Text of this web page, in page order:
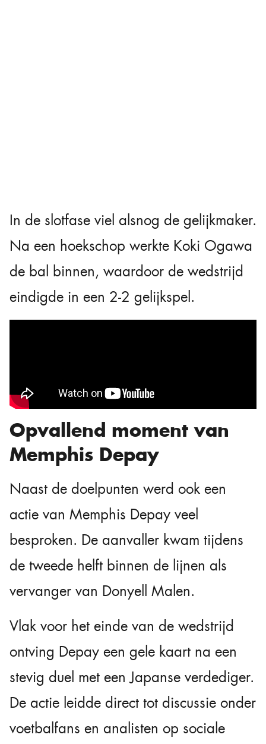
In de slotfase viel alsnog de gelijkmaker.
Na een hoekschop werkte Koki Ogawa
de bal binnen, waardoor de wedstrijd
eindigde in een 2-2 gelijkspel.
Opvallend moment van
Memphis Depay
Naast de doelpunten werd ook een
actie van Memphis Depay veel
besproken. De aanvaller kwam tijdens
de tweede helft binnen de lijnen als
vervanger van Donyell Malen.
Vlak voor het einde van de wedstrijd
ontving Depay een gele kaart na een
stevig duel met een Japanse verdediger.
De actie leidde direct tot discussie onder
voetbalfans en analisten op sociale